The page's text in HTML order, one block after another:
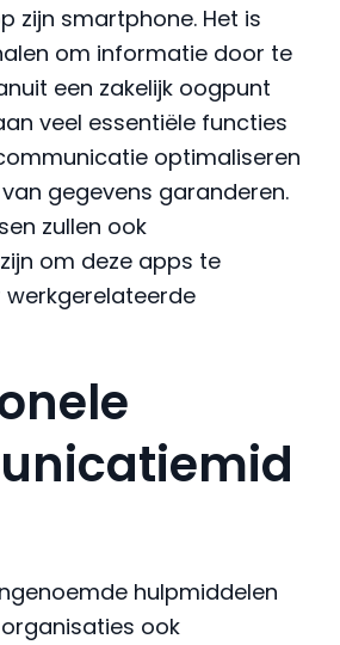
zijn smartphone. Het is
om informatie door te
een zakelijk oogpunt
veel essentiële functies
optimaliseren
gegevens garanderen.
zullen ook
om deze apps te
werkgerelateerde
hulpmiddelen
ook